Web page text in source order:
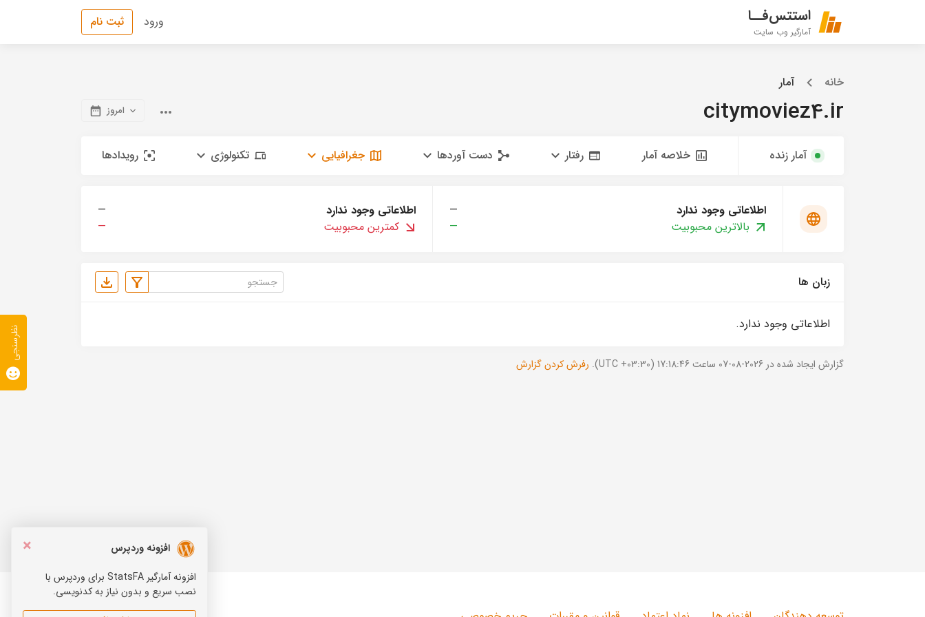
استتس‌فــا
آمارگیر وب سایت
ورود ثبت نام
خانه آمار
citymoviez4.ir امروز
آمار زنده خلاصه آمار رفتار دست آوردها جغرافیایی تکنولوژی رویدادها
اطلاعاتی وجود ندارد
—
بالاترین محبوبیت
—
اطلاعاتی وجود ندارد
—
کمترین محبوبیت
—
زبان ها
اطلاعاتی وجود ندارد.
گزارش ایجاد شده در 2026-08-07 ساعت 17:18:46 (UTC +03:30). رفرش کردن گزارش
×
افزونه وردپرس
افزونه آمارگیر StatsFA برای وردپرس با
نصب سریع و بدون نیاز به کدنویسی.
نظرسنجی